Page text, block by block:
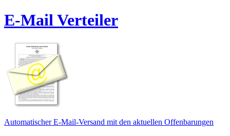
E-Mail Verteiler
Automatischer E-Mail-Versand mit den aktuellen Offenbarungen